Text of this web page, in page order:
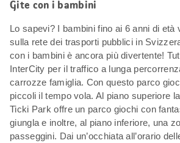
Gite con i bambini
Lo sapevi? I bambini fino ai 6 anni di età
sulla rete dei trasporti pubblici in
con i bambini è ancora più divertente!
InterCity per il traffico a lunga
carrozze famiglia. Con questo parco
piccoli il tempo vola. Al piano superiore
Ticki Park offre un parco giochi con
giungla e inoltre, al piano inferiore, una
passeggini. Dai un’occhiata all’orario